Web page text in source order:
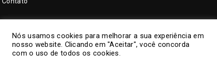
Nós usamos cookies para melhorar a sua experiência em
nosso website. Clicando em "Aceitar", você concorda
com o uso de todos os cookies.